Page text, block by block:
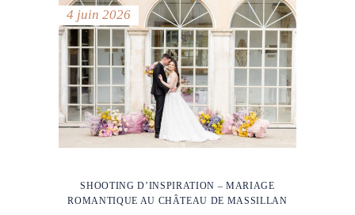
4 juin 2026
SHOOTING D’INSPIRATION – MARIAGE
ROMANTIQUE AU CHÂTEAU DE MASSILLAN